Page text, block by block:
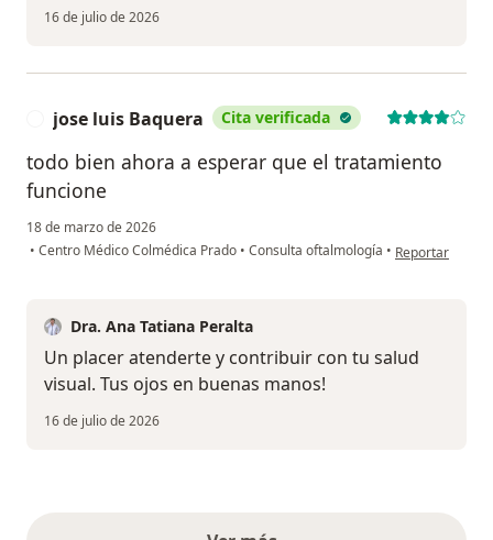
16 de julio de 2026
jose luis Baquera Cita verificada
todo bien ahora a esperar que el tratamiento
funcione
18 de marzo de 2026
• Centro Médico Colmédica Prado • Consulta oftalmología • en opinión del
Reportar
Dra. Ana Tatiana Peralta
Un placer atenderte y contribuir con tu salud
visual. Tus ojos en buenas manos!
16 de julio de 2026